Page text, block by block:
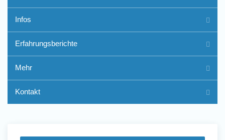
Freiwilligenarbeit im Ausland
- Erfahrungsberichte
Infos
Erfahrungsberichte
Mehr
Kontakt